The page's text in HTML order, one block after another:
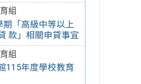
組
期「高級中等以上
款」相關申貸事宜
組
115年度學校教育